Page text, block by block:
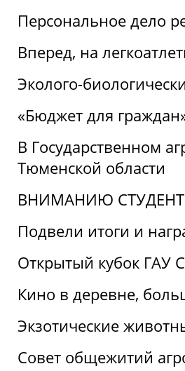
Персональное дело
Вперед, на
Эколого-
«Бюджет для
В Государственном
Тюменской области
ВНИМАНИЮ
Подвели итоги и
Открытый кубок ГАУ
Кино в деревне,
Экзотические
Совет общежитий